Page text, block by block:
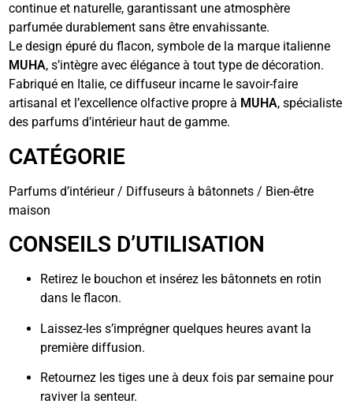
continue et naturelle, garantissant une atmosphère
parfumée durablement sans être envahissante.
Le design épuré du flacon, symbole de la marque italienne
MUHA, s’intègre avec élégance à tout type de décoration.
Fabriqué en Italie, ce diffuseur incarne le savoir-faire
artisanal et l’excellence olfactive propre à MUHA, spécialiste
des parfums d’intérieur haut de gamme.
CATÉGORIE
Parfums d’intérieur / Diffuseurs à bâtonnets / Bien-être
maison
CONSEILS D’UTILISATION
Retirez le bouchon et insérez les bâtonnets en rotin
dans le flacon.
Laissez-les s’imprégner quelques heures avant la
première diffusion.
Retournez les tiges une à deux fois par semaine pour
raviver la senteur.